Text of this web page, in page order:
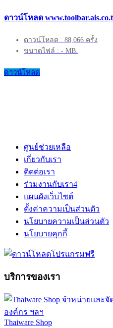
ดาวน์โหลด
ดาวน์โหลด : 88,066 ครั้ง
ขนาดไฟล์ : - MB.
ดาวน์โหลด
ศูนย์ช่วยเหลือ
เกี่ยวกับเรา
ติดต่อเรา
ร่วมงานกับเรา4
แผนผังเว็บไซต์
ตั้งค่าความเป็นส่วนตัว
นโยบายความเป็นส่วนตัว
นโยบายคุกกี้
บริการของเรา
Thaiware Shop